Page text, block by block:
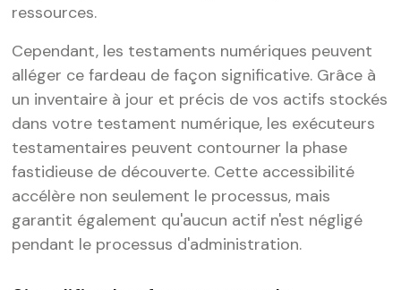
ressources.
Cependant, les testaments numériques peuvent
alléger ce fardeau de façon significative. Grâce à
un inventaire à jour et précis de vos actifs stockés
dans votre testament numérique, les exécuteurs
testamentaires peuvent contourner la phase
fastidieuse de découverte. Cette accessibilité
accélère non seulement le processus, mais
garantit également qu'aucun actif n'est négligé
pendant le processus d'administration.